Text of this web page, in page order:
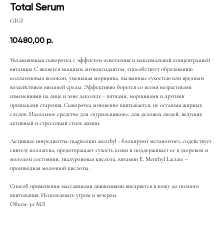
Total Serum
GIGI
10480,00 р.
Увлажняющая сыворотка с эффектом осветления и максимальной концентрацией
витамина С является мощным антиоксидантом, способствует образованию
коллагеновых волокон, уменьшая морщины, вызванные сухостью или вредным
воздействием внешней среды. Эффективно борется со всеми возрастными
изменениями на лице и зоне декольте - пятнами, морщинами и другими
признаками старения. Сыворотка мгновенно впитывается, не оставляя жирных
следов. Идеальное средство для «курильщиков», для деловых людей, ведущих
активный и стрессовый стиль жизни.
Активные ингредиенты: magnesium ascorbyl - блокируют меланогенез, содействует
синтезу коллагена, предотвращает сухость кожи и поддерживает ее в здоровом и
молодом состоянии, гиалуроновая кислота, витамин Е, Menthyl Lactate –
производная молочной кислоты.
Способ применения: массажными движениями внедряется в кожу до полного
впитывания. Использовать утром и вечером.
Объем: 30 МЛ